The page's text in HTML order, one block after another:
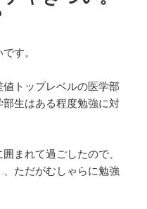
す。
トップレベルの医学部
生はある程度勉強に対
まれて過ごしたので、
ただがむしゃらに勉強